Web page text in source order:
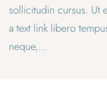
sollicitudin cursus. Ut
a text link libero
neque,...